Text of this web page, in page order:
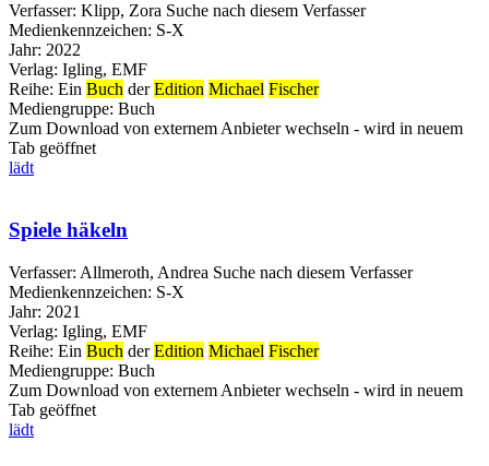
Verfasser: Klipp, Zora Suche nach diesem Verfasser
Medienkennzeichen: S-X
Jahr: 2022
Verlag: Igling, EMF
Reihe: Ein Buch derEdition Michael Fischer
Mediengruppe: Buch
Zum Download von externem Anbieter wechseln - wird in neuem
Tab geöffnet
lädt
Spiele häkeln
Verfasser: Allmeroth, Andrea Suche nach diesem Verfasser
Medienkennzeichen: S-X
Jahr: 2021
Verlag: Igling, EMF
Reihe: Ein Buch derEdition Michael Fischer
Mediengruppe: Buch
Zum Download von externem Anbieter wechseln - wird in neuem
Tab geöffnet
lädt